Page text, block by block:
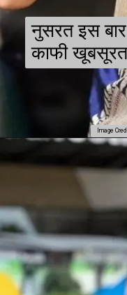
Image
नुसरत इस
काफी